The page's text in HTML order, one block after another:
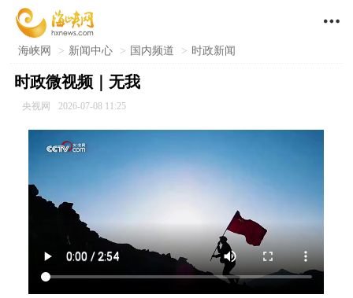

海峡网 > 新闻中心 > 国内频道 > 时政新闻
时政微视频｜无我
央视网 2026-07-08 11:25